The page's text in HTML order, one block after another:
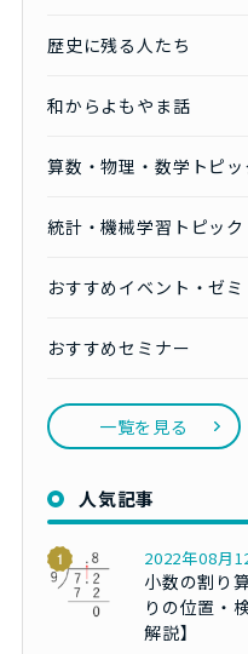
歴史に残る人たち
和からよもやま話
算数・物理・数学トピッ
統計・機械学習トピック
おすすめイベント・ゼミ
おすすめセミナー
一覧を見る
人気記事
2022年08月
小数の割り
りの位置・
解説】